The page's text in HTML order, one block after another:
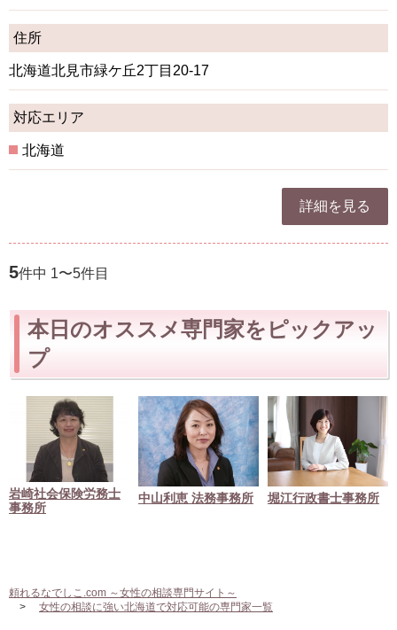
住所
北海道北見市緑ケ丘2丁目20-17
対応エリア
北海道
詳細を見る
5件中 1〜5件目
本日のオススメ専門家をピックアッ
プ
岩崎社会保険労務士
事務所
中山利恵 法務事務所 堀江行政書士事務所
頼れるなでしこ.com ～女性の相談専門サイト～
女性の相談に強い北海道で対応可能の専門家一覧